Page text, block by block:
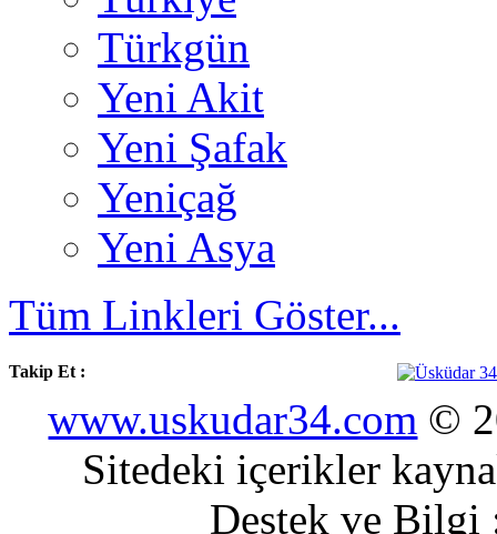
Türkgün
Yeni Akit
Yeni Şafak
Yeniçağ
Yeni Asya
Tüm Linkleri Göster...
Takip Et :
www.uskudar34.com ©
Sitedeki içerikler
Destek ve